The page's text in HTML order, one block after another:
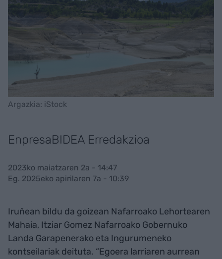
Argazkia: iStock
EnpresaBIDEA Erredakzioa
2023ko maiatzaren 2a - 14:47
Eg. 2025eko apirilaren 7a - 10:39
Iruñean bildu da goizean Nafarroako Lehortearen
Mahaia, Itziar Gomez Nafarroako Gobernuko
Landa Garapenerako eta Ingurumeneko
kontseilariak deituta. “Egoera larriaren aurrean